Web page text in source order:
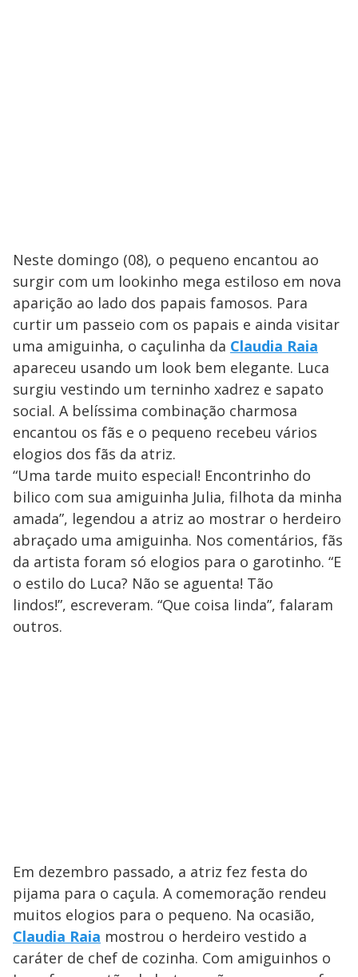
Neste domingo (08), o pequeno encantou ao
surgir com um lookinho mega estiloso em nova
aparição ao lado dos papais famosos. Para
curtir um passeio com os papais e ainda visitar
uma amiguinha, o caçulinha da Claudia Raia
apareceu usando um look bem elegante. Luca
surgiu vestindo um terninho xadrez e sapato
social. A belíssima combinação charmosa
encantou os fãs e o pequeno recebeu vários
elogios dos fãs da atriz.
“Uma tarde muito especial! Encontrinho do
bilico com sua amiguinha Julia, filhota da minha
amada”, legendou a atriz ao mostrar o herdeiro
abraçado uma amiguinha. Nos comentários, fãs
da artista foram só elogios para o garotinho. “E
o estilo do Luca? Não se aguenta! Tão
lindos!”, escreveram. “Que coisa linda”, falaram
outros.
Em dezembro passado, a atriz fez festa do
pijama para o caçula. A comemoração rendeu
muitos elogios para o pequeno. Na ocasião,
Claudia Raia mostrou o herdeiro vestido a
caráter de chef de cozinha. Com amiguinhos o